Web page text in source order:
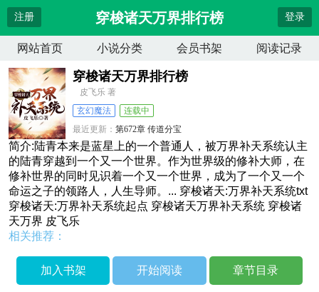
注册 穿梭诸天万界排行榜 登录
网站首页 小说分类 会员书架 阅读记录
穿梭诸天万界排行榜
皮飞乐 著
玄幻魔法
连载中
最近更新：第672章 传道分宝
更新时间：
2026-04-12 15:55:12
简介:陆青本来是蓝星上的一个普通人，被万界补天系统认主
的陆青穿越到一个又一个世界。作为世界级的修补大师，在
修补世界的同时见识着一个又一个世界，成为了一个又一个
命运之子的领路人，人生导师。... 穿梭诸天:万界补天系统txt
穿梭诸天:万界补天系统起点 穿梭诸天万界补天系统 穿梭诸
天万界 皮飞乐
相关推荐：
加入书架 开始阅读 章节目录